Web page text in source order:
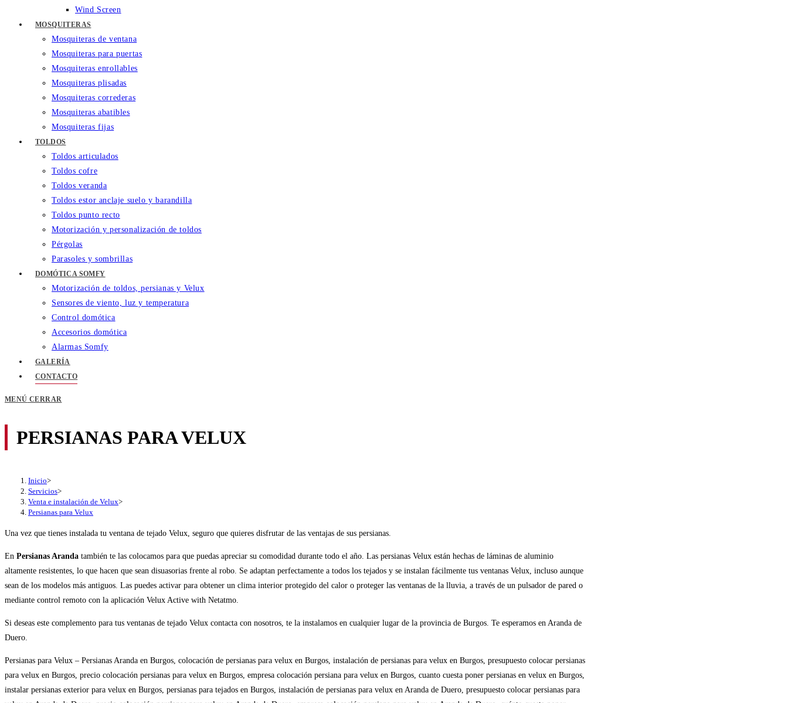
Wind Screen
MOSQUITERAS
Mosquiteras de ventana
Mosquiteras para puertas
Mosquiteras enrollables
Mosquiteras plisadas
Mosquiteras correderas
Mosquiteras abatibles
Mosquiteras fijas
TOLDOS
Toldos articulados
Toldos cofre
Toldos veranda
Toldos estor anclaje suelo y barandilla
Toldos punto recto
Motorización y personalización de toldos
Pérgolas
Parasoles y sombrillas
DOMÓTICA SOMFY
Motorización de toldos, persianas y Velux
Sensores de viento, luz y temperatura
Control domótica
Accesorios domótica
Alarmas Somfy
GALERÍA
CONTACTO
MENÚ CERRAR
PERSIANAS PARA VELUX
Inicio>
Servicios>
Venta e instalación de Velux>
Persianas para Velux
Una vez que tienes instalada tu ventana de tejado Velux, seguro que quieres disfrutar de las ventajas de sus persianas.
En Persianas Aranda también te las colocamos para que puedas apreciar su comodidad durante todo el año. Las persianas Velux están hechas de láminas de aluminio
altamente resistentes, lo que hacen que sean disuasorias frente al robo. Se adaptan perfectamente a todos los tejados y se instalan fácilmente tus ventanas Velux, incluso aunque
sean de los modelos más antiguos. Las puedes activar para obtener un clima interior protegido del calor o proteger las ventanas de la lluvia, a través de un pulsador de pared o
mediante control remoto con la aplicación Velux Active with Netatmo.
Si deseas este complemento para tus ventanas de tejado Velux contacta con nosotros, te la instalamos en cualquier lugar de la provincia de Burgos. Te esperamos en Aranda de
Duero.
Persianas para Velux – Persianas Aranda en Burgos, colocación de persianas para velux en Burgos, instalación de persianas para velux en Burgos, presupuesto colocar persianas
para velux en Burgos, precio colocación persianas para velux en Burgos, empresa colocación persiana para velux en Burgos, cuanto cuesta poner persianas en velux en Burgos,
instalar persianas exterior para velux en Burgos, persianas para tejados en Burgos, instalación de persianas para velux en Aranda de Duero, presupuesto colocar persianas para